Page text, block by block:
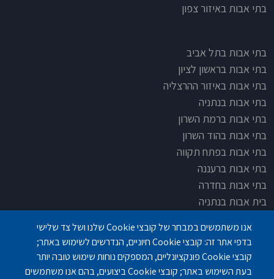
בתי אבות באיזור צפון
בתי אבות בתל אביב
בתי אבות בראשון לציון
בתי אבות באיזור ההרצליה
בתי אבות בנתניה
בתי אבות ברמת השרון
בתי אבות בהוד השרון
בתי אבות בפתח תקווה
בתי אבות ברעננה
בתי אבות בחדרה
בית אבות בנתניה
בית אבות בפתח תקוה
בית בלב כפר סבא
בית אבות בחיפה
אנו משתמשים במבחר של קובצי Cookie שלנו ושל צד שלישי
בדפי אתר זה: קובצי Cookie חיוניים, הנדרשים לשימוש באתר;
קובצי Cookie פונקציונליים, המספקים נוחות שימוש טובה יותר
בעת השימוש באתר; קובצי Cookie ביצועים, בהם אנו משתמשים